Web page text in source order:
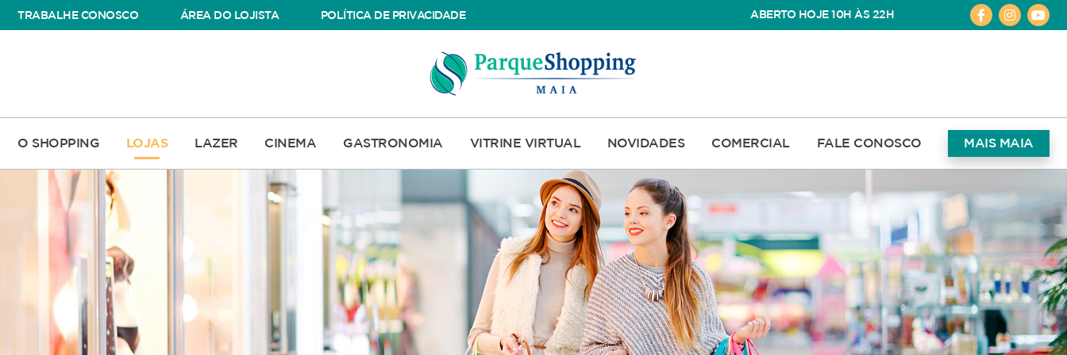
TRABALHE CONOSCO ÁREA DO LOJISTA POLÍTICA DE PRIVACIDADE ABERTO HOJE 10H ÀS 22H
O SHOPPING LOJAS LAZER CINEMA GASTRONOMIA VITRINE VIRTUAL NOVIDADES COMERCIAL FALE CONOSCO MAIS MAIA